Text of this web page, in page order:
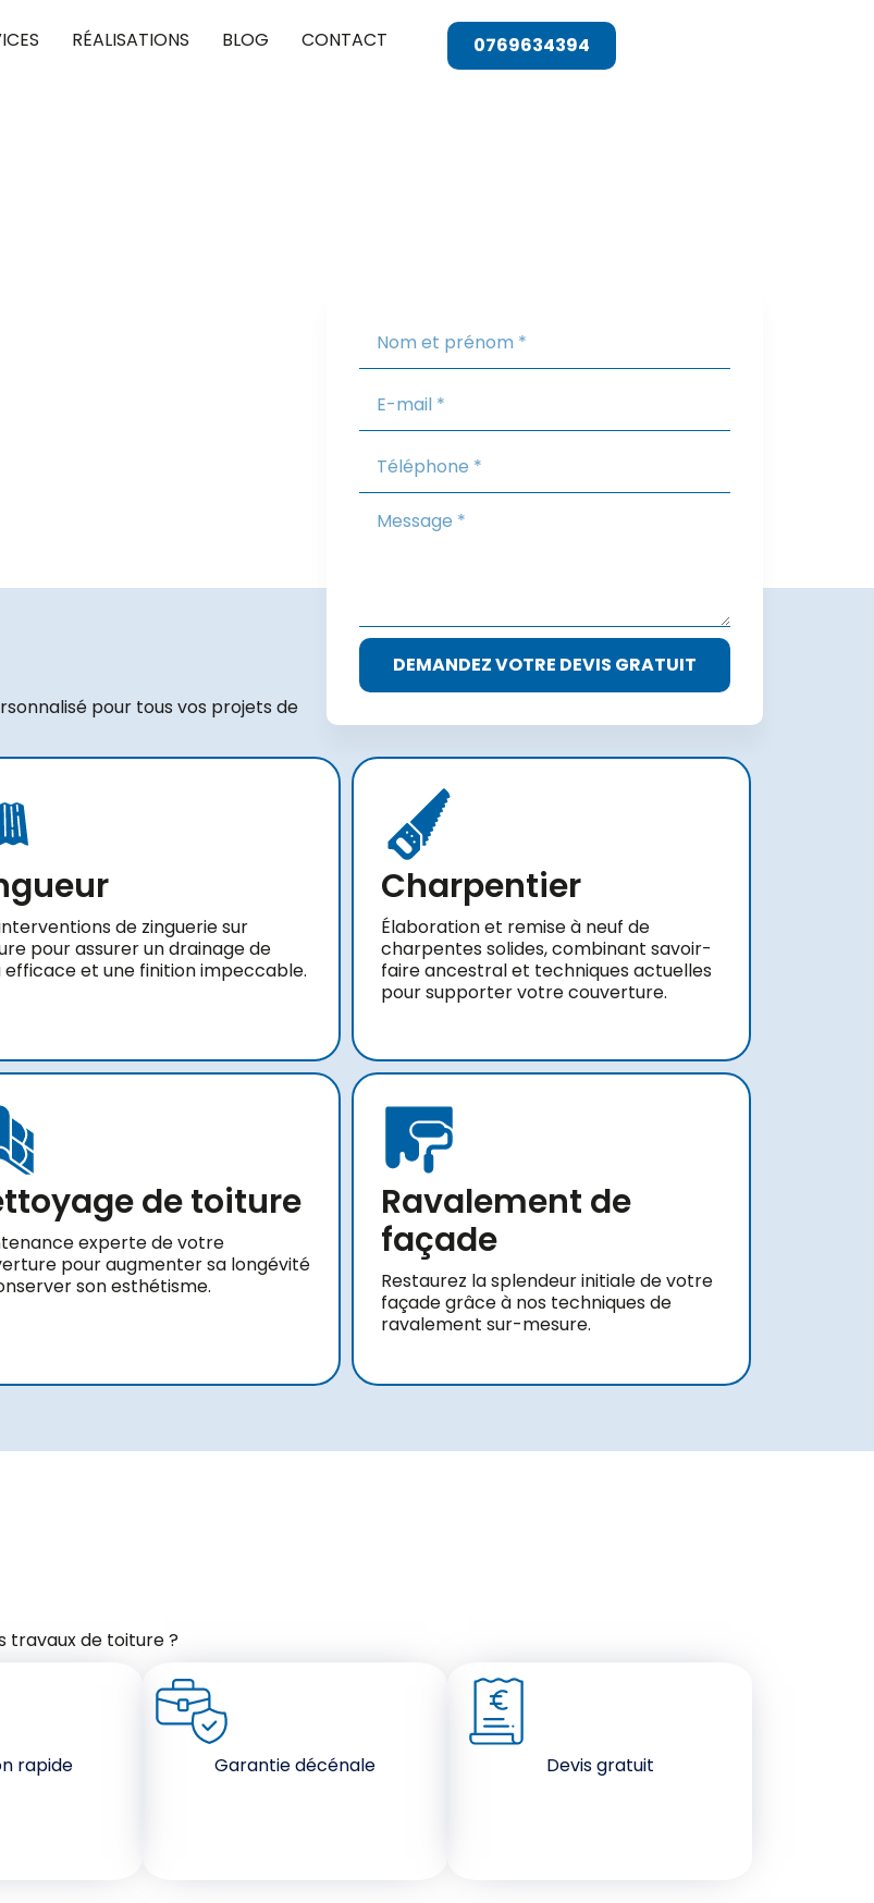
RÉALISATIONS BLOG CONTACT 0769634394
DEMANDEZ VOTRE DEVIS GRATUIT
pour tous vos projets de
de zinguerie sur
pour assurer un drainage de
efficace et une finition impeccable.
Charpentier
Élaboration et remise à neuf de
charpentes solides, combinant savoir-
faire ancestral et techniques actuelles
pour supporter votre couverture.
de toiture
experte de votre
pour augmenter sa longévité
son esthétisme.
Ravalement de
façade
Restaurez la splendeur initiale de votre
façade grâce à nos techniques de
ravalement sur-mesure.
travaux de toiture ?
rapide Garantie décénale Devis gratuit